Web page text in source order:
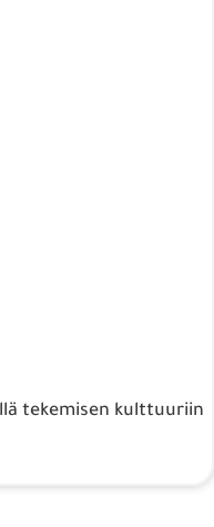
tekemisen kulttuuriin